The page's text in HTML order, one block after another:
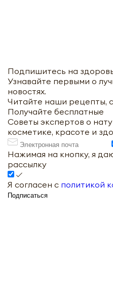
Подпишитесь на
Узнавайте первыми о
новостях.
Читайте наши рецепты,
Получайте бесплатные
Советы экспертов о
косметике, красоте и
Нажимая на кнопку, я
рассылку
Я согласен с политикой
Подписаться